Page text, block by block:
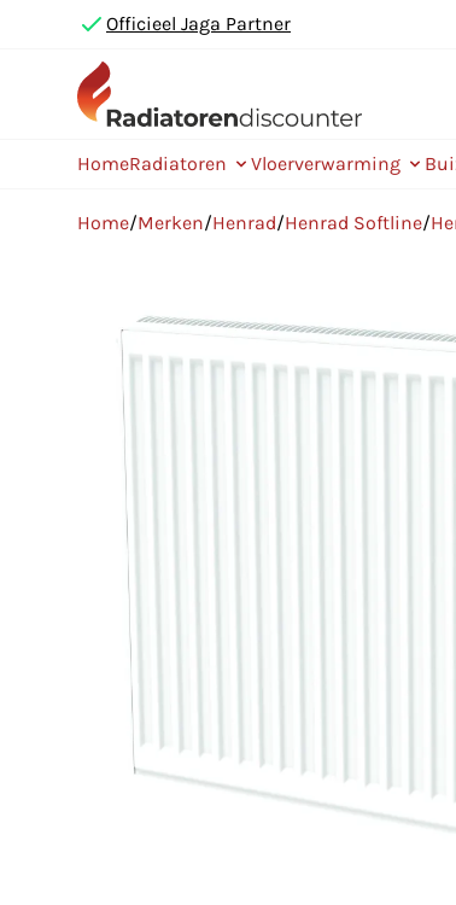
Officieel Jaga Partner
HomeRadiatoren Vloerverwarming
Home/Merken/Henrad/Henrad Softline/